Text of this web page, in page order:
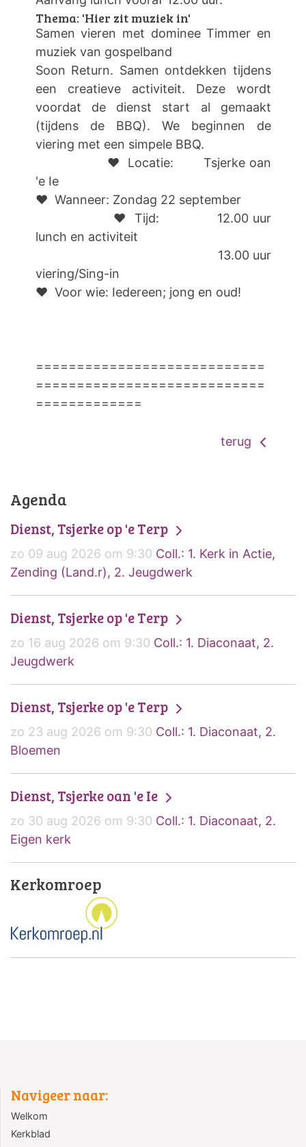
Thema: 'Hier zit muziek in'
Samen vieren met dominee Timmer en
muziek van gospelband
Soon Return. Samen ontdekken tijdens
een creatieve activiteit. Deze wordt
voordat de dienst start al gemaakt
(tijdens de BBQ). We beginnen de
viering met een simpele BBQ.
❤ Locatie: Tsjerke oan
'e Ie
❤ Wanneer: Zondag 22 september
❤ Tijd: 12.00 uur
lunch en activiteit
13.00 uur
viering/Sing-in
❤ Voor wie: Iedereen; jong en oud!
============================
============================
=============
terug
Agenda
Dienst, Tsjerke op 'e Terp
zo 09 aug 2026 om 9:30 Coll.: 1. Kerk in Actie,
Zending (Land.r), 2. Jeugdwerk
Dienst, Tsjerke op 'e Terp
zo 16 aug 2026 om 9:30 Coll.: 1. Diaconaat, 2.
Jeugdwerk
Dienst, Tsjerke op 'e Terp
zo 23 aug 2026 om 9:30 Coll.: 1. Diaconaat, 2.
Bloemen
Dienst, Tsjerke oan 'e Ie
zo 30 aug 2026 om 9:30 Coll.: 1. Diaconaat, 2.
Eigen kerk
Kerkomroep
Navigeer naar:
Welkom
Kerkblad